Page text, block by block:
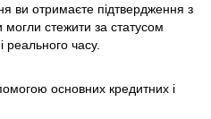
ви отримаєте підтвердження з
стежити за статусом
реального часу.
основних кредитних і